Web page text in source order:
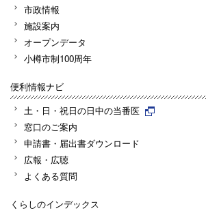
市政情報
施設案内
オープンデータ
小樽市制100周年
便利情報ナビ
土・日・祝日の日中の当番医
窓口のご案内
申請書・届出書ダウンロード
広報・広聴
よくある質問
くらしのインデックス